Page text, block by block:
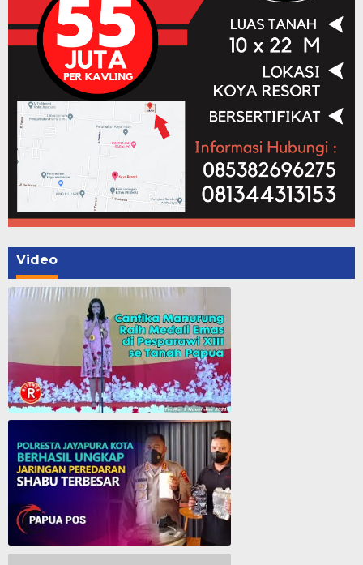
Video
Cantika Manurung Raih Medali Emas di Pesparawi XIII se Tanah Papua
Polresta Jayapura Berhasil ungkap jaringan peredaran shabu terbesar